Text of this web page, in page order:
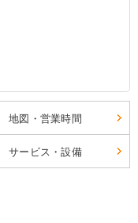
地図・営業時間
サービス・設備